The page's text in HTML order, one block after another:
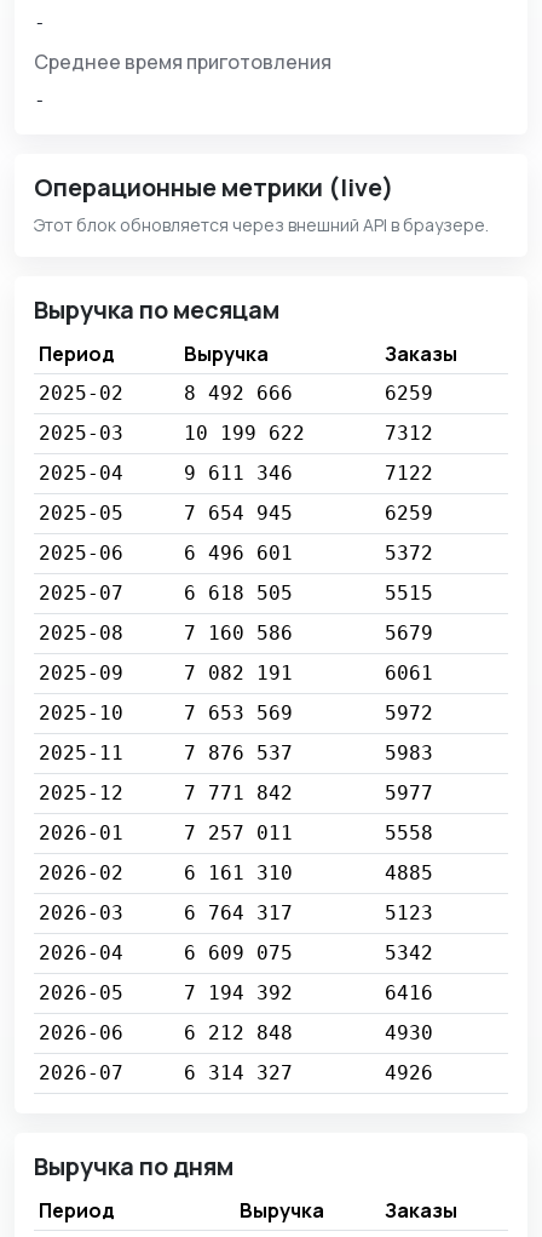
-
Среднее время приготовления
-
Операционные метрики (live)
Этот блок обновляется через внешний API в браузере.
Выручка по месяцам
Период Выручка Заказы
2025-02 8 492 666
6259
2025-03
10 199 622
7312
2025-04
9 611 346
7122
2025-05
7 654 945
6259
2025-06
6 496 601
5372
2025-07
6 618 505
5515
2025-08
7 160 586
5679
2025-09
7 082 191
6061
2025-10
7 653 569
5972
2025-11
7 876 537
5983
2025-12
7 771 842
5977
2026-01
7 257 011
5558
2026-02
6 161 310
4885
2026-03
6 764 317
5123
2026-04
6 609 075
5342
2026-05
7 194 392
6416
2026-06
6 212 848
4930
2026-07
6 314 327 4926
Выручка по дням
Период Выручка Заказы